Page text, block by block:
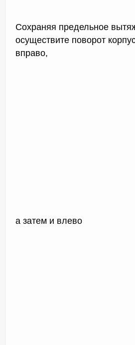
Сохраняя предельное
осуществите поворот
вправо,
а затем и влево